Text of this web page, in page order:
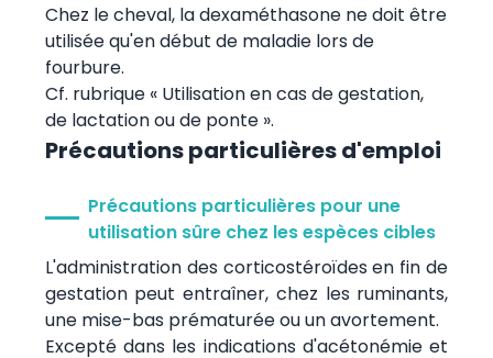
Chez le cheval, la dexaméthasone ne doit être
utilisée qu'en début de maladie lors de
fourbure.
Cf. rubrique « Utilisation en cas de gestation,
de lactation ou de ponte ».
Précautions particulières d'emploi
Précautions particulières pour une
utilisation sûre chez les espèces cibles
L'administration des corticostéroïdes en fin de
gestation peut entraîner, chez les ruminants,
une mise-bas prématurée ou un avortement.
Excepté dans les indications d'acétonémie et